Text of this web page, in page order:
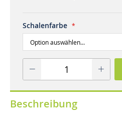
Schalenfarbe
Beschreibung